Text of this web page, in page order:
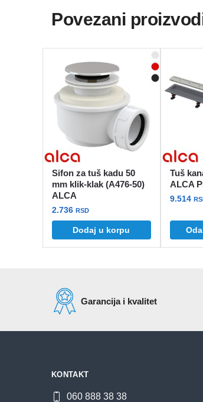
Povezani
Sifon za tuš kadu 50
mm klik-klak (A476-50)
ALCA
2.736RSD
Dodaj u korpu
Tuš
ALCA
9.514
Ovaj
ima
Garancija i kvalitet
KONTAKT
060 888 38 38